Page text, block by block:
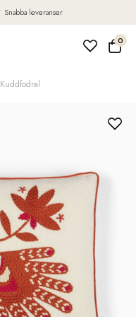
Snabba leveranser
0
Kuddfodral